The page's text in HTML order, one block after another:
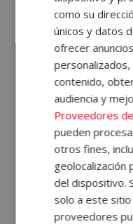
Especialista en
Inteligencia
Aplicada al
Diploma
Autentificado por
Notario Europeo –
1.920,00€El
precio
original
era:
1.920,00€.
480,00€
como su
únicos y datos
ofrecer
contenido,
audiencia y
Proveedores
pueden
otros fines,
geolocalización
del dispositivo.
solo a este
proveedores